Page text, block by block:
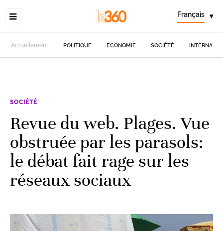
Français ▾
Actuellement POLITIQUE ECONOMIE SOCIÉTÉ
SOCIÉTÉ
Revue du web. Plages. Vue
obstruée par les parasols:
le débat fait rage sur les
réseaux sociaux